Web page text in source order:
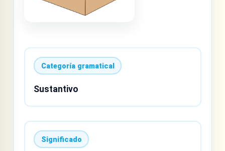
Categoría gramatical
Sustantivo
Significado